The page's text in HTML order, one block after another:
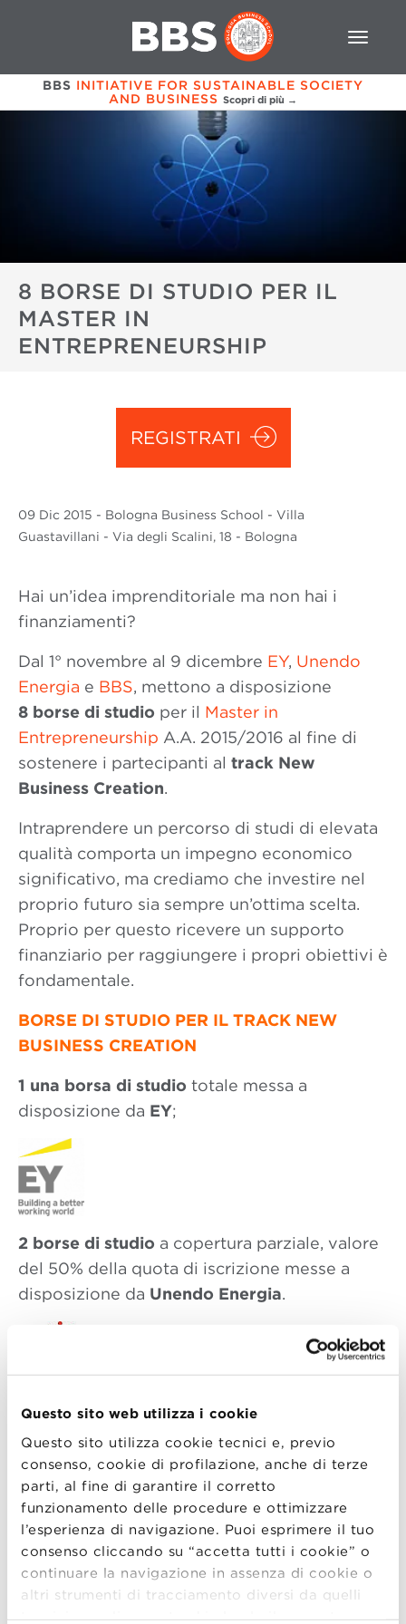
Questo sito web utilizza i cookie
Questo sito utilizza cookie tecnici e, previo
consenso, cookie di profilazione, anche di terze
parti, al fine di garantire il corretto
funzionamento delle procedure e ottimizzare
l’esperienza di navigazione. Puoi esprimere il tuo
consenso cliccando su “accetta tutti i cookie” o
continuare la navigazione in assenza di cookie o
altri strumenti di tracciamento diversi da quelli
tecnici semplicemente chiudendo il presente
BBS INITIATIVE FOR SUSTAINABLE SOCIETY
AND BUSINESS Scopri di più →
8 BORSE DI STUDIO PER IL
MASTER IN
ENTREPRENEURSHIP
REGISTRATI
09 Dic 2015 - Bologna Business School - Villa
Guastavillani - Via degli Scalini, 18 - Bologna
Hai un’idea imprenditoriale ma non hai i
finanziamenti?
Dal 1° novembre al 9 dicembre EY, Unendo
Energia e BBS, mettono a disposizione
8 borse di studio per il Master in
Entrepreneurship A.A. 2015/2016 al fine di
sostenere i partecipanti al track New
Business Creation.
Intraprendere un percorso di studi di elevata
qualità comporta un impegno economico
significativo, ma crediamo che investire nel
proprio futuro sia sempre un’ottima scelta.
Proprio per questo ricevere un supporto
finanziario per raggiungere i propri obiettivi è
fondamentale.
BORSE DI STUDIO PER IL TRACK NEW
BUSINESS CREATION
1 una borsa di studio totale messa a
disposizione da EY;
2 borse di studio a copertura parziale, valore
del 50% della quota di iscrizione messe a
disposizione da Unendo Energia.
2 borse di studioa copertura parziale, valore
del 50% della quota di iscrizione messe a
disposizione daBologna Business School